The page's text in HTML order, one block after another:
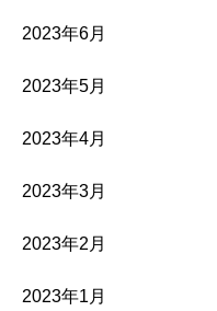
2023年6月
2023年5月
2023年4月
2023年3月
2023年2月
2023年1月